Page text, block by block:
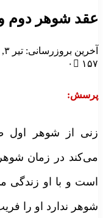
شوهر دوم
بروزرسانی: تیر ۳, ۱۴۰۲
۰
از شوهر اول
در زمان شوهر
و با او زندگی
ندارد او را فریب